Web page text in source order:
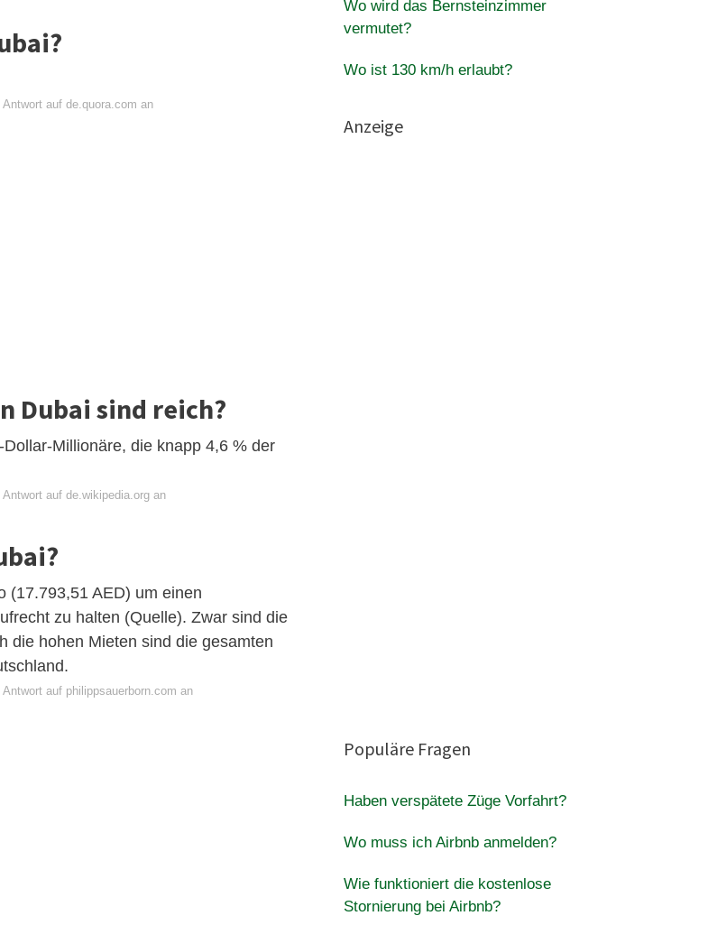
auf de.quora.com an
Dubai sind reich?
Millionäre, die knapp 4,6 % der
auf de.wikipedia.org an
(17.793,51 AED) um einen
zu halten (Quelle). Zwar sind die
die hohen Mieten sind die gesamten
auf philippsauerborn.com an
Wo wird das Bernsteinzimmer
vermutet?
Wo ist 130 km/h erlaubt?
Anzeige
Populäre Fragen
Haben verspätete Züge Vorfahrt?
Wo muss ich Airbnb anmelden?
Wie funktioniert die kostenlose
Stornierung bei Airbnb?